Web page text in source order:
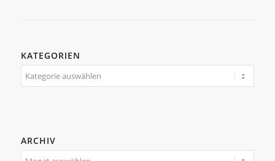
KATEGORIEN
Kategorien
ARCHIV